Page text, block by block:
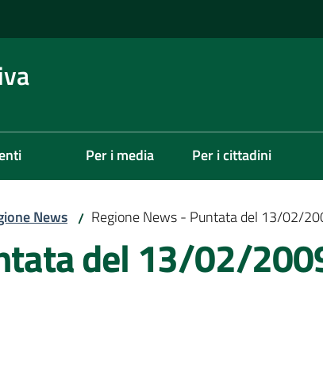
Per i media Per i cittadini
News / Regione News - Puntata del 13/02/
del 13/02/